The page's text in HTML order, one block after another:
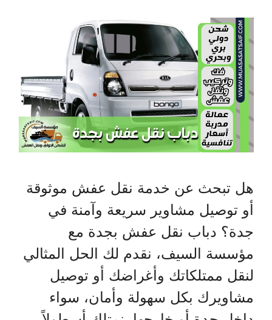
هل تبحث عن خدمة نقل عفش موثوقة
أو توصيل مشاوير سريعة وآمنة في
جدة؟ دباب نقل عفش بجدة مع
مؤسسة السيف، نقدم لك الحل المثالي
لنقل ممتلكاتك وأغراضك أو توصيل
مشاويرك بكل سهولة وأمان، سواء